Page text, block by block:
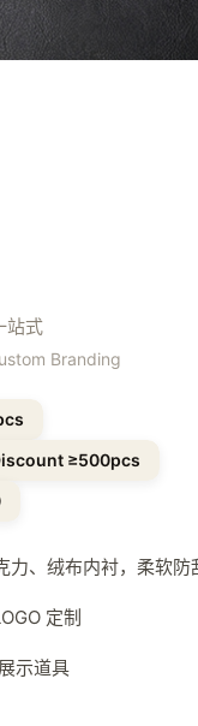
站式
Branding
≥500pcs
力、绒布内衬，柔软防
定制
示道具